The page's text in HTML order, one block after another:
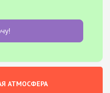
АТМОСФЕРА